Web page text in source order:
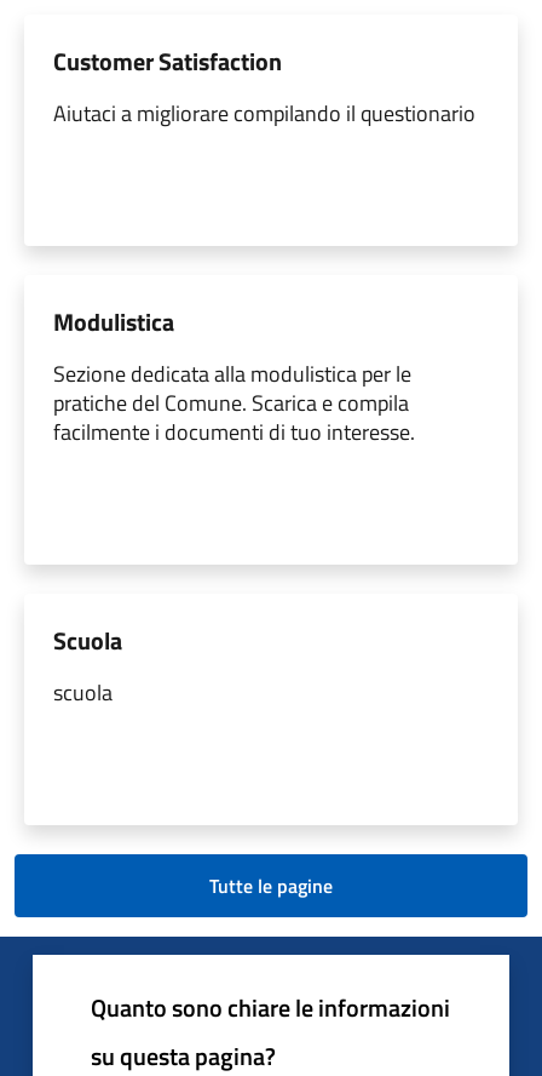
Customer Satisfaction
Aiutaci a migliorare compilando il questionario
Modulistica
Sezione dedicata alla modulistica per le
pratiche del Comune. Scarica e compila
facilmente i documenti di tuo interesse.
Scuola
scuola
Tutte le pagine
Quanto sono chiare le informazioni
su questa pagina?